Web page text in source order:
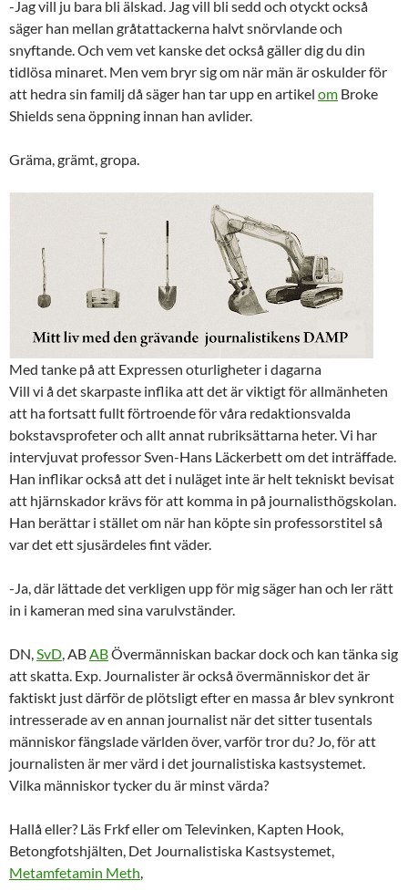
-Jag vill ju bara bli älskad. Jag vill bli sedd och otyckt också
säger han mellan gråtattackerna halvt snörvlande och
snyftande. Och vem vet kanske det också gäller dig du din
tidlösa minaret. Men vem bryr sig om när män är oskulder för
att hedra sin familj då säger han tar upp en artikel om Broke
Shields sena öppning innan han avlider.
Gräma, grämt, gropa.
Med tanke på att Expressen oturligheter i dagarna
Vill vi å det skarpaste inflika att det är viktigt för allmänheten
att ha fortsatt fullt förtroende för våra redaktionsvalda
bokstavsprofeter och allt annat rubriksättarna heter. Vi har
intervjuvat professor Sven-Hans Läckerbett om det inträffade.
Han inflikar också att det i nuläget inte är helt tekniskt bevisat
att hjärnskador krävs för att komma in på journalisthögskolan.
Han berättar i stället om när han köpte sin professorstitel så
var det ett sjusärdeles fint väder.
-Ja, där lättade det verkligen upp för mig säger han och ler rätt
in i kameran med sina varulvständer.
DN,SvD, ABABÖvermänniskan backar dock och kan tänka sig
att skatta. Exp. Journalister är också övermänniskor det är
faktiskt just därför de plötsligt efter en massa år blev synkront
intresserade av en annan journalist när det sitter tusentals
människor fängslade världen över, varför tror du? Jo, för att
journalisten är mer värd i det journalistiska kastsystemet.
Vilka människor tycker du är minst värda?
Hallå eller? Läs Frkf eller om Televinken, Kapten Hook,
Betongfotshjälten, Det Journalistiska Kastsystemet,
Metamfetamin Meth,